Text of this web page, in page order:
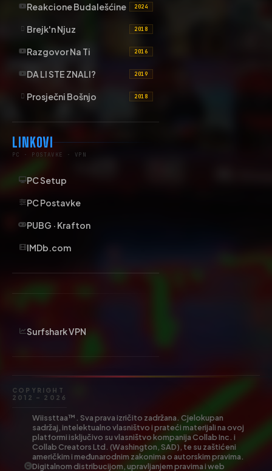
Reakcione Budalešćine 2024
Brejk'n Njuz 2018
Razgovor Na Ti 2016
DA LI STE ZNALI? 2019
Prosječni Bošnjo 2018
LINKOVI
PC · POSTAVKE · VPN
PC Setup
PC Postavke
PUBG · Krafton
IMDb.com
Surfshark VPN
COPYRIGHT
2012 – 2026
Wiissttaa™. Sva prava izričito zadržana. Cjelokupan
sadržaj, intelektualno vlasništvo i prateći materijali na ovoj
platformi isključivo su vlasništvo kompanija Collab Inc. i
Collab Creators Ltd. (Washington, SAD), te su zaštićeni
američkim i međunarodnim zakonima o autorskim pravima.
Digitalnom distribucijom, upravljanjem pravima i web